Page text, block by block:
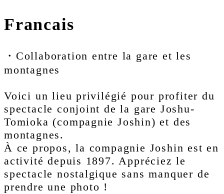
Francais
・Collaboration entre la gare et les
montagnes
Voici un lieu privilégié pour profiter du
spectacle conjoint de la gare Joshu-
Tomioka (compagnie Joshin) et des
montagnes.
À ce propos, la compagnie Joshin est en
activité depuis 1897. Appréciez le
spectacle nostalgique sans manquer de
prendre une photo !